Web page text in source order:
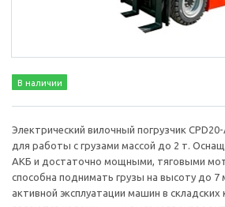
В наличии
Электрический вилочный погрузчик
для работы с грузами массой до 2 т.
АКБ и достаточно мощными, тяговыми
способна поднимать грузы на высоту до 7
активной эксплуатации машин в